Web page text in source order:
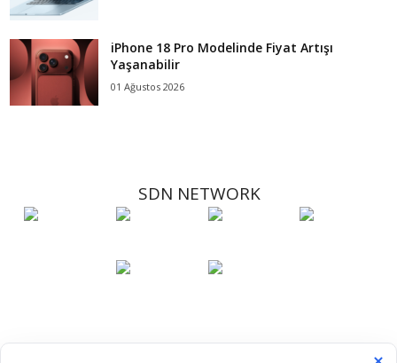
iPhone 18 Pro Modelinde Fiyat Artışı
Yaşanabilir
01 Ağustos 2026
SDN NETWORK